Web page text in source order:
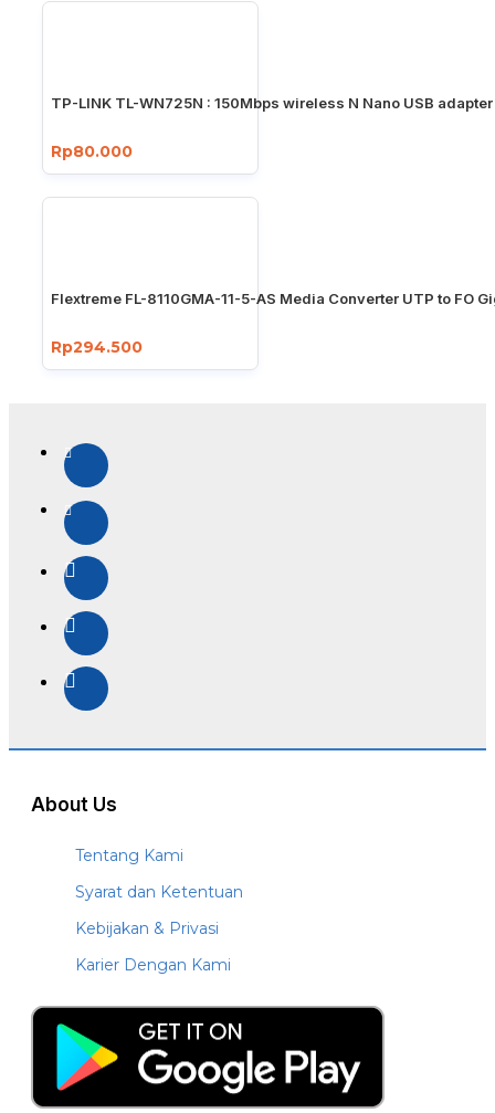
TP-LINK TL-WN725N : 150Mbps wireless N Nano USB adapter
Rp80.000
Flextreme FL-8110GMA-11-5-AS Media Converter UTP to FO
Rp294.500
About Us
Tentang Kami
Syarat dan Ketentuan
Kebijakan & Privasi
Karier Dengan Kami